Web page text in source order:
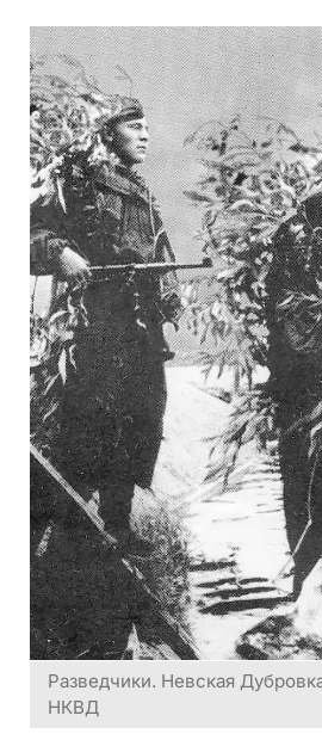
Разведчики. Невская
НКВД